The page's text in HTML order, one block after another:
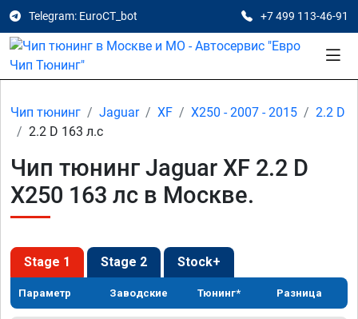
Telegram: EuroCT_bot +7 499 113-46-91
Чип тюнинг Jaguar XF X250 - 2007 - 2015
2.2 D
2.2 D 163 л.с
Чип тюнинг Jaguar XF 2.2 D
X250 163 лс в Москве.
Stage 1 Stage 2 Stock+
Параметр Заводские Тюнинг* Разница